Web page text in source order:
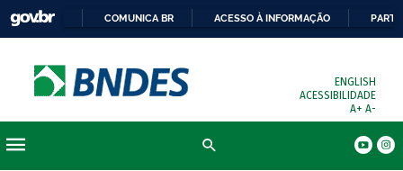
COMUNICA BR ACESSO À INFORMAÇÃO
ENGLISH
ACESSIBILIDADE
A+ A-